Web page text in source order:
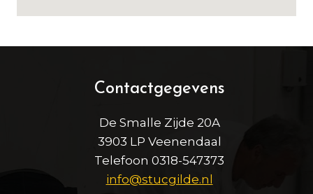
Contactgegevens
De Smalle Zijde 20A
3903 LP Veenendaal
Telefoon 0318-547373
info@stucgilde.nl